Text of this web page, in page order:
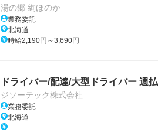
湯の郷 絢ほのか
業務委託
北海道
時給2,190円～3,690円
ドライバー/配達/大型ドライバー 週
ジソーテック株式会社
業務委託
北海道